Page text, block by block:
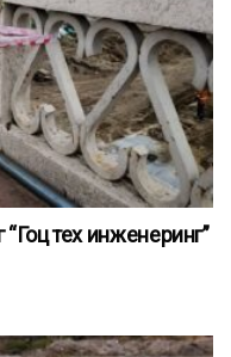
тех инженеринг”